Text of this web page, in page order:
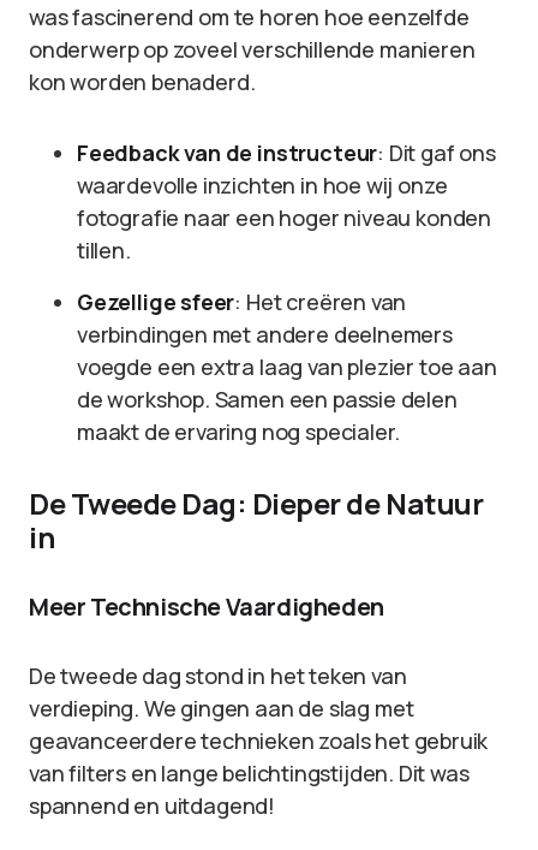
was fascinerend om te horen hoe eenzelfde
onderwerp op zoveel verschillende manieren
kon worden benaderd.
Feedback van de instructeur: Dit gaf ons
waardevolle inzichten in hoe wij onze
fotografie naar een hoger niveau konden
tillen.
Gezellige sfeer: Het creëren van
verbindingen met andere deelnemers
voegde een extra laag van plezier toe aan
de workshop. Samen een passie delen
maakt de ervaring nog specialer.
De Tweede Dag: Dieper de Natuur
in
Meer Technische Vaardigheden
De tweede dag stond in het teken van
verdieping. We gingen aan de slag met
geavanceerdere technieken zoals het gebruik
van filters en lange belichtingstijden. Dit was
spannend en uitdagend!